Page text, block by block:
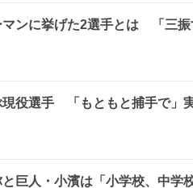
ンに挙げた2選手とは 「三振
役選手 「もともと捕手で」
巨人・小濱は「小学校、中学